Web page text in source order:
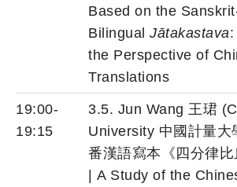
Based on the
Bilingual Jātakastava
the Perspective of
Translations
19:00-
19:15
3.5. Jun Wang 王珺
University 中國計量大
番漢語寫本《四分律
| A Study of the